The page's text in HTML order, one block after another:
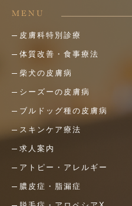
MENU
皮膚科特別診療
体質改善・食事療法
柴犬の皮膚病
シーズーの皮膚病
ブルドッグ種の皮膚病
スキンケア療法
求人案内
アトピー・アレルギー
膿皮症・脂漏症